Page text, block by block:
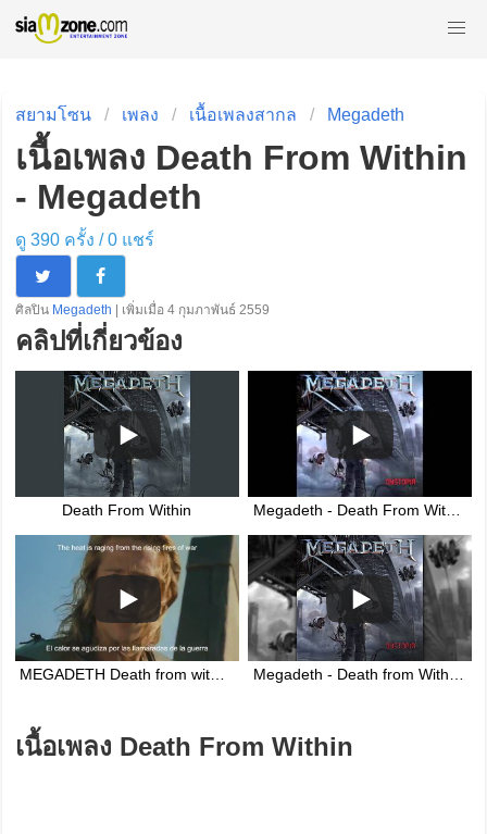
สยามโซน เพลง เนื้อเพลงสากล Megadeth
เนื้อเพลง Death From Within
- Megadeth
ดู 390 ครั้ง /0แชร์
ศิลปิน Megadeth | เพิ่มเมื่อ 4 กุมภาพันธ์ 2559
คลิปที่เกี่ยวข้อง
Death From Within Megadeth - Death From Within (HD)
MEGADETH Death from within SUB AL ESP & LYRICS Megadeth - Death from Within [Original 2016 Studio Recording]
เนื้อเพลง Death From Within